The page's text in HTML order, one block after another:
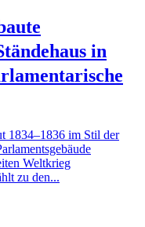
in
1834–1836 im Stil der
Weltkrieg
zu den...